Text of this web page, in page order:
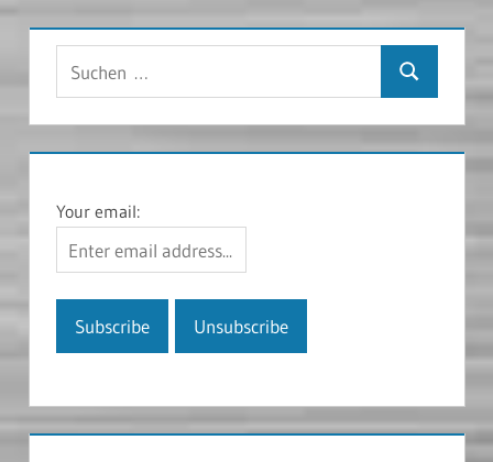
Suchen
Your email: